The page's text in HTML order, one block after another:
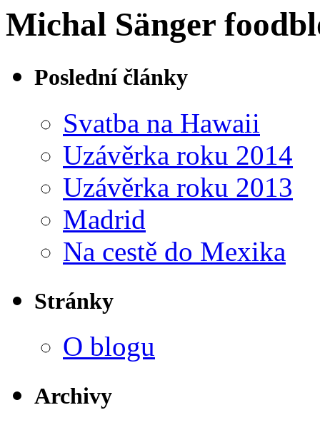
Michal Sänger
Poslední články
Svatba na Hawaii
Uzávěrka roku 2014
Uzávěrka roku 2013
Madrid
Na cestě do Mexika
Stránky
O blogu
Archivy